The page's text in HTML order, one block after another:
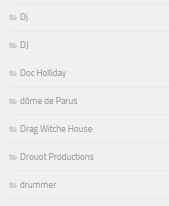
Dj
DJ
Doc Holliday
dôme de Parus
Drag Witche House
Drouot Productions
drummer